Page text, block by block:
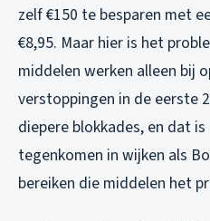
zelf €150 te besparen met
€8,95. Maar hier is het
middelen werken alleen bij
verstoppingen in de eerste
diepere blokkades, en dat
tegenkomen in wijken als
bereiken die middelen het